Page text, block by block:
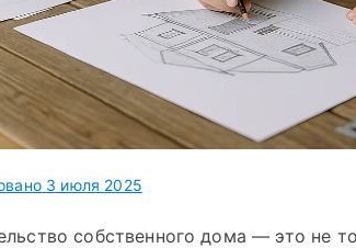
3 июля 2025
собственного дома — это не